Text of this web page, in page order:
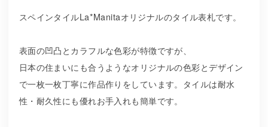
スペインタイルLa*Manitaオリジナルのタイル表札です。
表面の凹凸とカラフルな色彩が特徴ですが、
日本の住まいにも合うようなオリジナルの色彩とデザイン
で一枚一枚丁寧に作品作りをしています。タイルは耐水
性・耐久性にも優れお手入れも簡単です。